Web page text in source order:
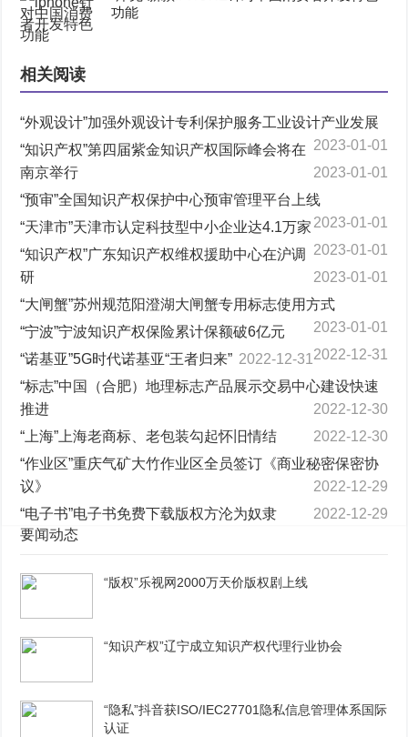
功能
相关阅读
“外观设计”加强外观设计专利保护服务工业设计产业发展
2023-01-01
“知识产权”第四届紫金知识产权国际峰会将在
南京举行
2023-01-01
“预审”全国知识产权保护中心预审管理平台上线
2023-01-01
“天津市”天津市认定科技型中小企业达4.1万家
2023-01-01
“知识产权”广东知识产权维权援助中心在沪调
研
2023-01-01
“大闸蟹”苏州规范阳澄湖大闸蟹专用标志使用方式
2023-01-01
“宁波”宁波知识产权保险累计保额破6亿元
2022-12-31
“诺基亚”5G时代诺基亚“王者归来” 2022-12-31
“标志”中国（合肥）地理标志产品展示交易中心建设快速
推进
2022-12-30
“上海”上海老商标、老包装勾起怀旧情结
2022-12-30
“作业区”重庆气矿大竹作业区全员签订《商业秘密保密协
议》
2022-12-29
“电子书”电子书免费下载版权方沦为奴隶
2022-12-29
要闻动态
“版权”乐视网2000万天价版权剧上线
“知识产权”辽宁成立知识产权代理行业协会
“隐私”抖音获ISO/IEC27701隐私信息管理体系国际
认证